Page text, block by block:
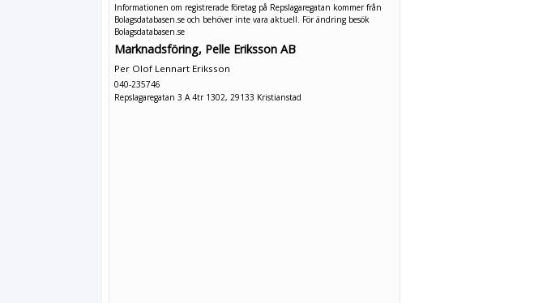
Informationen om registrerade företag på Repslagaregatan kommer från
Bolagsdatabasen.se och behöver inte vara aktuell. För ändring besök
Bolagsdatabasen.se
Marknadsföring, Pelle Eriksson AB
Per Olof Lennart Eriksson
040-235746
Repslagaregatan 3 A 4tr 1302, 29133 Kristianstad